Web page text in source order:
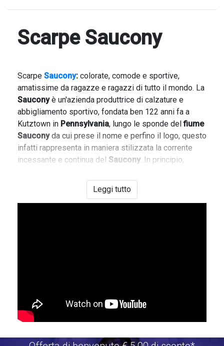
Scarpe Saucony
Scarpe Saucony: colorate, comode e sportive,
amatissime da ragazze e ragazzi di tutto il mondo. La
Sauconyè un'azienda produttrice di calzature e
abbigliamento sportivo, fondata ben 122 anni fa a
Kutztown in Pennsylvania, lungo le sponde delfiume
Sauconyda cui prese il nome e perfino il logo, questo
infatti rappresenta in maniera stilizzata la corrente
incessante e continua del Saucony . In principio,
sportive per l'atletica leggera. Oggi la
esporta in tutto il mondo e produce scarpe da corsa e
SuVFASTORE
diverse collezioni come leSaucony Jazz, sia con
Leggi tutto